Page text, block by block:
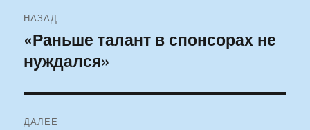
по
записям
НАЗАД
Предыдущая
запись:
«Раньше талант в спонсорах не
нуждался»
ДАЛЕЕ